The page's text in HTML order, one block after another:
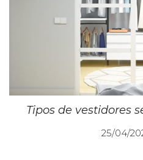
Tipos de vestidores
P
25/04/